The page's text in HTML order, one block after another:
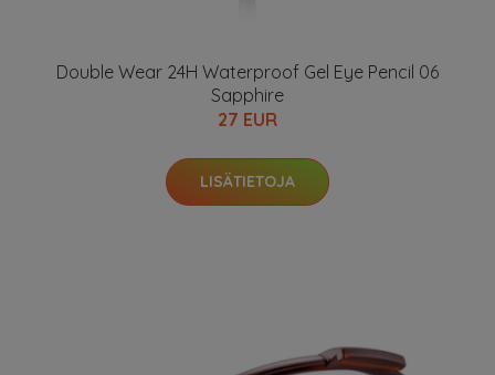
Double Wear 24H Waterproof Gel Eye Pencil 06
Sapphire
27 EUR
LISÄTIETOJA